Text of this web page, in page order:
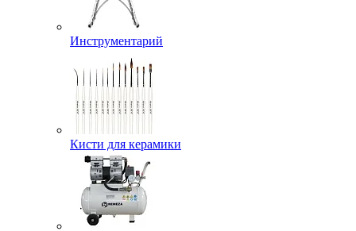
Инструментарий
Кисти для керамики